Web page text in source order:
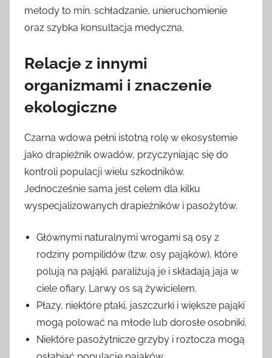
metody to min. schładzanie, unieruchomienie
oraz szybka konsultacja medyczna.
Relacje z innymi
organizmami i znaczenie
ekologiczne
Czarna wdowa pełni istotną rolę w ekosystemie
jako drapieżnik owadów, przyczyniając się do
kontroli populacji wielu szkodników.
Jednocześnie sama jest celem dla kilku
wyspecjalizowanych drapieżników i pasożytów.
Głównymi naturalnymi wrogami są osy z
rodziny pompilidów (tzw. osy pająków), które
polują na pająki, paraliżują je i składają jaja w
ciele ofiary. Larwy os są żywicielem.
Płazy, niektóre ptaki, jaszczurki i większe pająki
mogą polować na młode lub dorosłe osobniki.
Niektóre pasożytnicze grzyby i roztocza mogą